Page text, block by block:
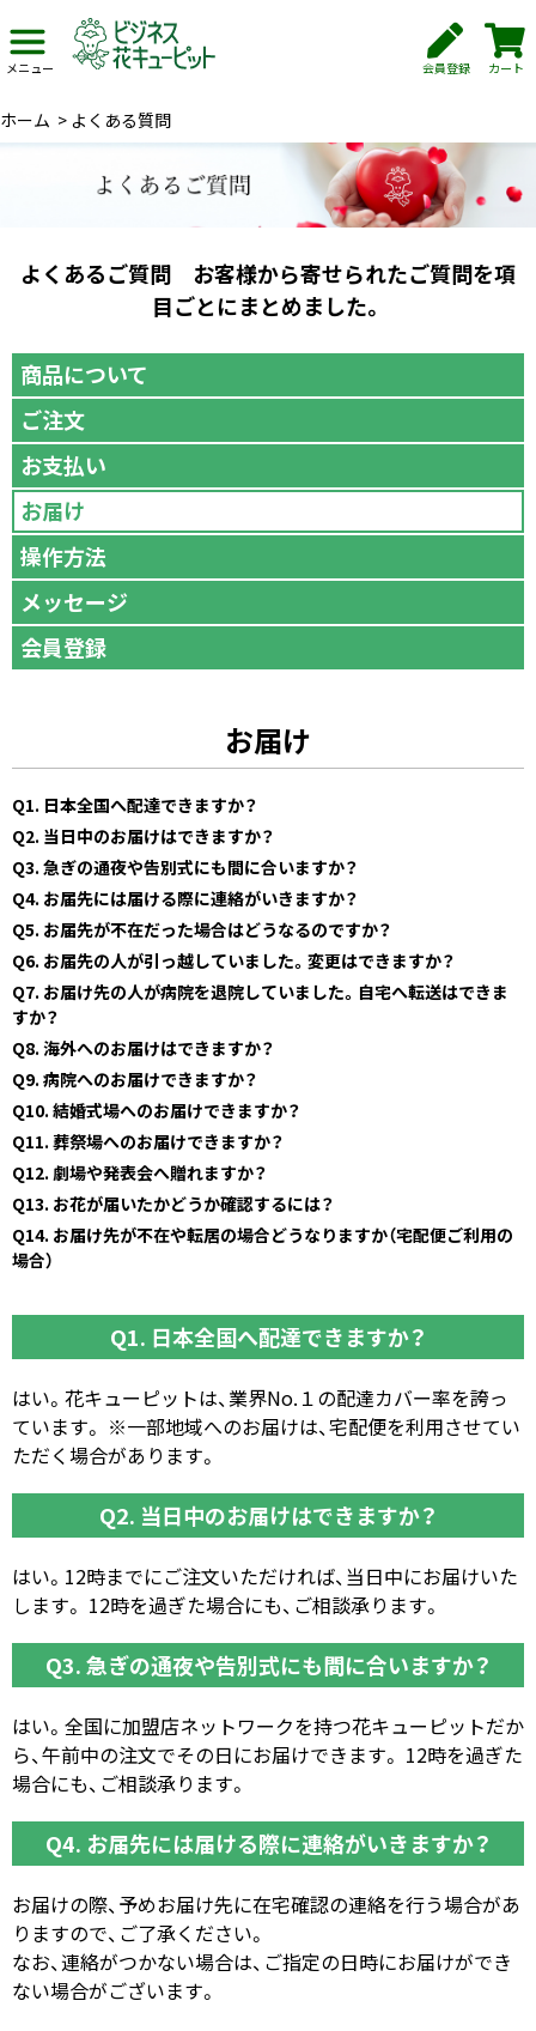
メニュー 会員登録 カート
ホーム > よくある質問
よくあるご質問 お客様から寄せられたご質問を項
目ごとにまとめました。
商品について
ご注文
お支払い
お届け
操作方法
メッセージ
会員登録
お届け
Q1. 日本全国へ配達できますか？
Q2. 当日中のお届けはできますか？
Q3. 急ぎの通夜や告別式にも間に合いますか？
Q4. お届先には届ける際に連絡がいきますか？
Q5. お届先が不在だった場合はどうなるのですか？
Q6. お届先の人が引っ越していました。変更はできますか？
Q7. お届け先の人が病院を退院していました。自宅へ転送はできま
すか？
Q8. 海外へのお届けはできますか？
Q9. 病院へのお届けできますか？
Q10. 結婚式場へのお届けできますか？
Q11. 葬祭場へのお届けできますか？
Q12. 劇場や発表会へ贈れますか？
Q13. お花が届いたかどうか確認するには？
Q14. お届け先が不在や転居の場合どうなりますか（宅配便ご利用の
場合）
Q1. 日本全国へ配達できますか？
はい。花キューピットは、業界No.１の配達カバー率を誇っ
ています。 ※一部地域へのお届けは、宅配便を利用させてい
ただく場合があります。
Q2. 当日中のお届けはできますか？
はい。12時までにご注文いただければ、当日中にお届けいた
します。 12時を過ぎた場合にも、ご相談承ります。
Q3. 急ぎの通夜や告別式にも間に合いますか？
はい。全国に加盟店ネットワークを持つ花キューピットだか
ら、午前中の注文でその日にお届けできます。 12時を過ぎた
場合にも、ご相談承ります。
Q4. お届先には届ける際に連絡がいきますか？
お届けの際、予めお届け先に在宅確認の連絡を行う場合があ
りますので、ご了承ください。
なお、連絡がつかない場合は、ご指定の日時にお届けができ
ない場合がございます。